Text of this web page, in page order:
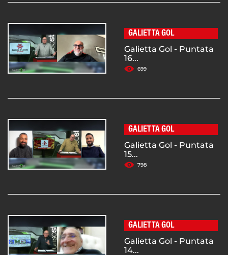
GALIETTA GOL
Galietta Gol - Puntata
16...
699
GALIETTA GOL
Galietta Gol - Puntata
15...
798
GALIETTA GOL
Galietta Gol - Puntata
14...